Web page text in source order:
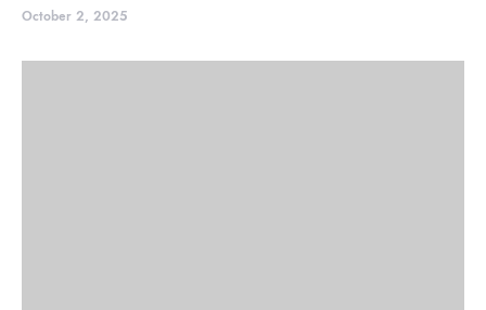
October 2, 2025